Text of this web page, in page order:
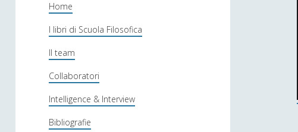
o
l
a
f
i
l
Home
I libri di Scuola Filosofica
Il team
Collaboratori
Intelligence & Interview
Bibliografie